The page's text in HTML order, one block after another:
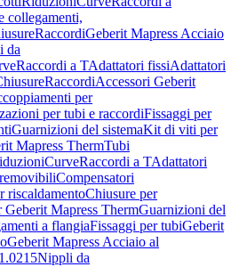
collegamenti,
RaccordiGeberit Mapress Acciaio
da
Raccordi a TAdattatori fissiAdattatori
RaccordiAccessori Geberit
per
per tubi e raccordiFissaggi per
Guarnizioni del sistemaKit di viti per
Mapress ThermTubi
CurveRaccordi a TAdattatori
Compensatori
riscaldamentoChiusure per
Geberit Mapress ThermGuarnizioni del
a flangiaFissaggi per tubiGeberit
Geberit Mapress Acciaio al
Nippli da